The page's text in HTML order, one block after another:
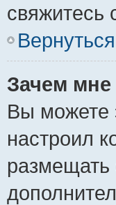
свяжитесь
Зачем мне
Вы можете
настроил
размещать